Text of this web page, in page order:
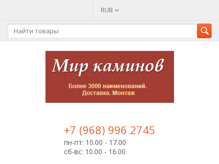
RUB
+7 (968) 996 2745
пн-пт: 10.00 - 17.00
сб-вс: 10.00 - 16.00